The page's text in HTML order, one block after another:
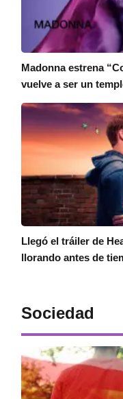
Madonna estrena
vuelve a ser un
Llegó el tráiler de
llorando antes de
Sociedad